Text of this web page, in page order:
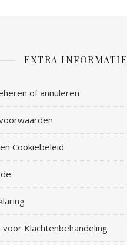
EXTRA INFORMATIE
of annuleren
Cookiebeleid
Klachtenbehandeling